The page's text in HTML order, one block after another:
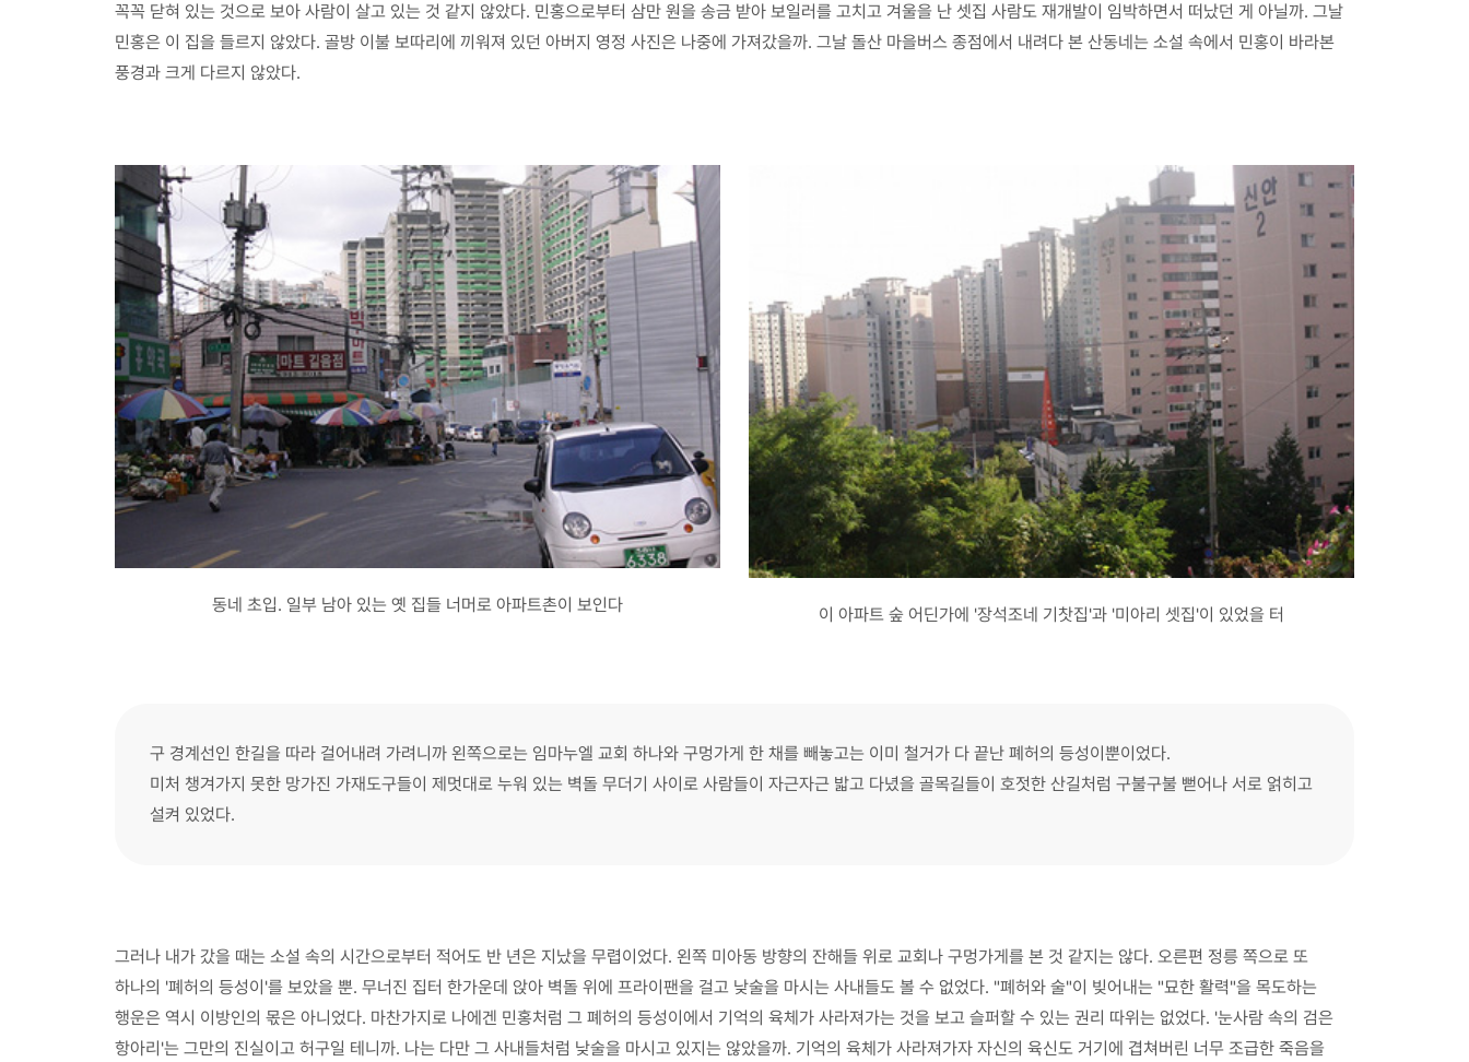
꼭꼭 닫혀 있는 것으로 보아 사람이 살고 있는 것 같지 않았다. 민홍으로부터 삼만 원을 송금 받아 보일러를 고치고 겨울을 난 셋집 사람도 재개발이 임박하면서 떠났던 게 아닐까. 그날
민홍은 이 집을 들르지 않았다. 골방 이불 보따리에 끼워져 있던 아버지 영정 사진은 나중에 가져갔을까. 그날 돌산 마을버스 종점에서 내려다 본 산동네는 소설 속에서 민홍이 바라본
풍경과 크게 다르지 않았다.
동네 초입. 일부 남아 있는 옛 집들 너머로 아파트촌이 보인다 이 아파트 숲 어딘가에 '장석조네 기찻집'과 '미아리 셋집'이 있었을 터
구 경계선인 한길을 따라 걸어내려 가려니까 왼쪽으로는 임마누엘 교회 하나와 구멍가게 한 채를 빼놓고는 이미 철거가 다 끝난 폐허의 등성이뿐이었다.
미처 챙겨가지 못한 망가진 가재도구들이 제멋대로 누워 있는 벽돌 무더기 사이로 사람들이 자근자근 밟고 다녔을 골목길들이 호젓한 산길처럼 구불구불 뻗어나 서로 얽히고
설켜 있었다.
그러나 내가 갔을 때는 소설 속의 시간으로부터 적어도 반 년은 지났을 무렵이었다. 왼쪽 미아동 방향의 잔해들 위로 교회나 구멍가게를 본 것 같지는 않다. 오른편 정릉 쪽으로 또
하나의 '폐허의 등성이'를 보았을 뿐. 무너진 집터 한가운데 앉아 벽돌 위에 프라이팬을 걸고 낮술을 마시는 사내들도 볼 수 없었다. "폐허와 술"이 빚어내는 "묘한 활력"을 목도하는
행운은 역시 이방인의 몫은 아니었다. 마찬가지로 나에겐 민홍처럼 그 폐허의 등성이에서 기억의 육체가 사라져가는 것을 보고 슬퍼할 수 있는 권리 따위는 없었다. '눈사람 속의 검은
항아리'는 그만의 진실이고 허구일 테니까. 나는 다만 그 사내들처럼 낮술을 마시고 있지는 않았을까. 기억의 육체가 사라져가자 자신의 육신도 거기에 겹쳐버린 너무 조급한 죽음을